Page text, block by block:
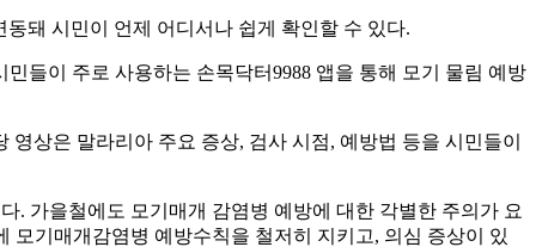
돼 시민이 언제 어디서나 쉽게 확인할 수 있다.
들이 주로 사용하는 손목닥터9988 앱을 통해 모기 물림 예방
상은 말라리아 주요 증상, 검사 시점, 예방법 등을 시민들이
. 가을철에도 모기매개 감염병 예방에 대한 각별한 주의가 요
모기매개감염병 예방수칙을 철저히 지키고, 의심 증상이 있